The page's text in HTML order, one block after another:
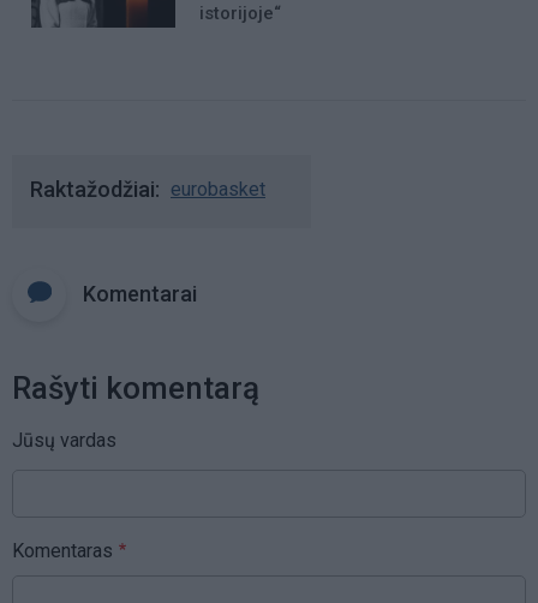
istorijoje“
Raktažodžiai eurobasket
Komentarai
Rašyti komentarą
Jūsų vardas
Komentaras